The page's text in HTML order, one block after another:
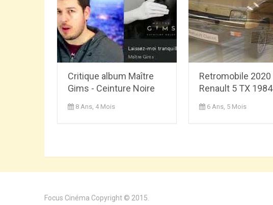
Critique album Maître
Gims - Ceinture Noire
8 Ans, 4 Mois
Retromobile 2020
Renault 5 TX 1984
6 Ans, 5 Mois
Focus Cinéma Copyright © 2015.